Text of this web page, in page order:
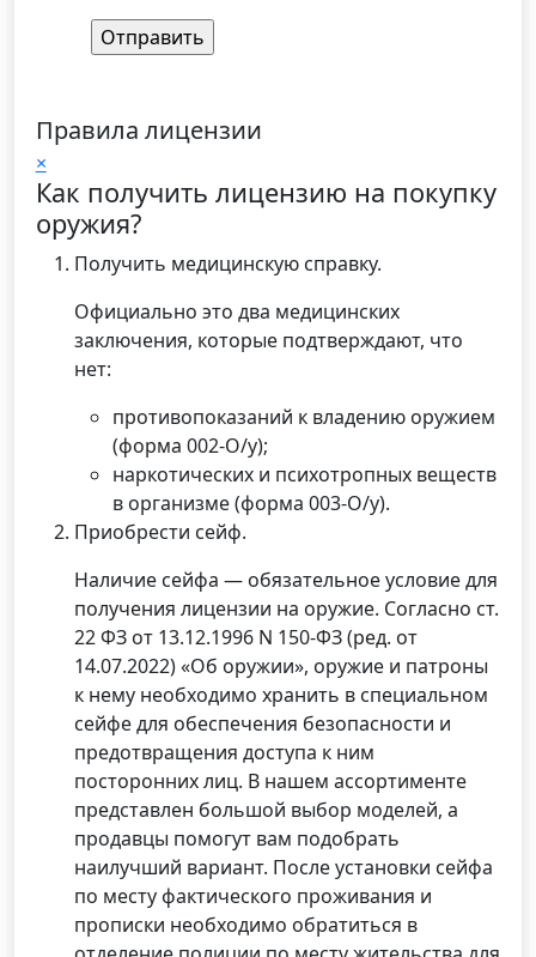
Правила лицензии
×
Как получить лицензию на покупку
оружия?
Получить медицинскую справку.
Официально это два медицинских
заключения, которые подтверждают, что
нет:
противопоказаний к владению оружием
(форма 002-О/у);
наркотических и психотропных веществ
в организме (форма 003-О/у).
Приобрести сейф.
Наличие сейфа — обязательное условие для
получения лицензии на оружие. Согласно ст.
22 ФЗ от 13.12.1996 N 150-ФЗ (ред. от
14.07.2022) «Об оружии», оружие и патроны
к нему необходимо хранить в специальном
сейфе для обеспечения безопасности и
предотвращения доступа к ним
посторонних лиц. В нашем ассортименте
представлен большой выбор моделей, а
продавцы помогут вам подобрать
наилучший вариант. После установки сейфа
по месту фактического проживания и
прописки необходимо обратиться в